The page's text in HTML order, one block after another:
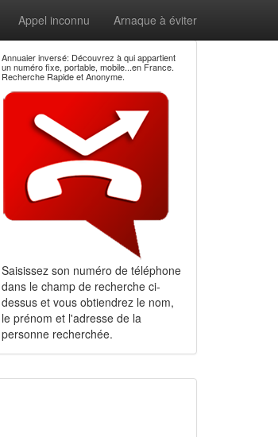
Appel inconnu Arnaque à éviter
Annuaier inversé: Découvrez à qui appartient
un numéro fixe, portable, mobile...en France.
Recherche Rapide et Anonyme.
Saisissez son numéro de téléphone
dans le champ de recherche ci-
dessus et vous obtiendrez le nom,
le prénom et l'adresse de la
personne recherchée.